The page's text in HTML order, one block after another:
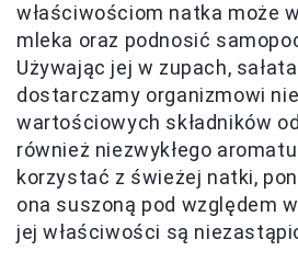
właściwościom natka może
mleka oraz podnosić
Używając jej w zupach,
dostarczamy organizmowi
wartościowych składników
również niezwykłego
korzystać z świeżej natki,
ona suszoną pod względem
jej właściwości są